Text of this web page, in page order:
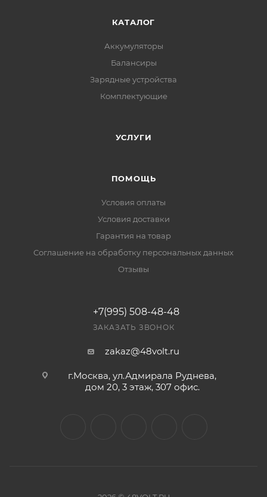
КАТАЛОГ
Аккумуляторы
Балансиры
Зарядные устройства
Комплектующие
УСЛУГИ
ПОМОЩЬ
Условия оплаты
Условия доставки
Гарантия на товар
Соглашение на обработку персональных данных
Отзывы
+7(995) 508-48-48
ЗАКАЗАТЬ ЗВОНОК
zakaz@48volt.ru
г.Москва, ул.Адмирала Руднева,
дом 20, 3 этаж, 307 офис.